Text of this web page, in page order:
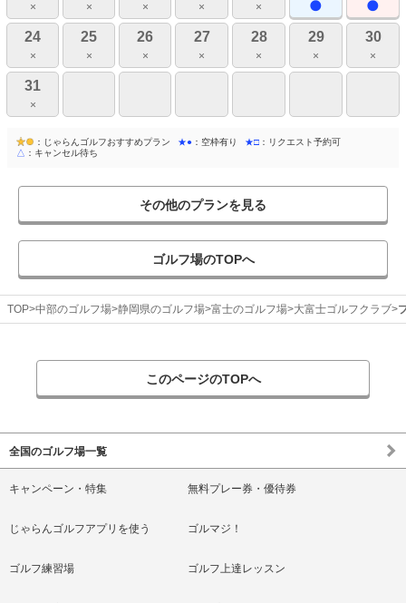
× × × × ×
24
×
25
×
26
×
27
×
28
×
29
×
30
×
31
×
：じゃらんゴルフおすすめプラン ★● ：空枠有り ★□ ：リクエスト予約可
△ ：キャンセル待ち
その他のプランを見る
ゴルフ場のTOPへ
TOP 中部のゴルフ場 静岡県のゴルフ場 富士のゴルフ場 大富士ゴルフクラブ
このページのTOPへ
全国のゴルフ場一覧
キャンペーン・特集 無料プレー券・優待券
じゃらんゴルフアプリを使う ゴルマジ！
ゴルフ練習場 ゴルフ上達レッスン